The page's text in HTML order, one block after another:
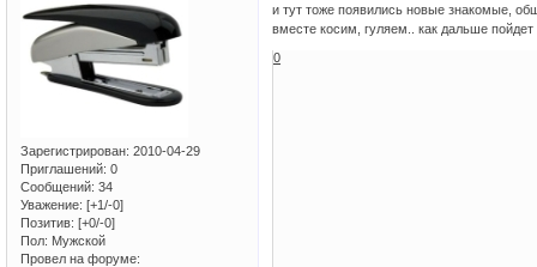
Зарегистрирован: 2010-04-29
Приглашений: 0
Сообщений: 34
Уважение: [+1/-0]
Позитив: [+0/-0]
Пол: Мужской
Провел на форуме:
и тут тоже появились новые знакомые,
вместе косим, гуляем.. как дальше
0